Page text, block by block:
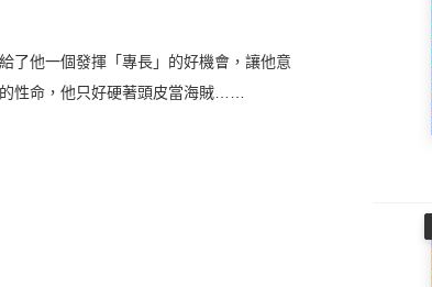
了他一個發揮「專長」的好機會，讓他意
性命，他只好硬著頭皮當海賊……